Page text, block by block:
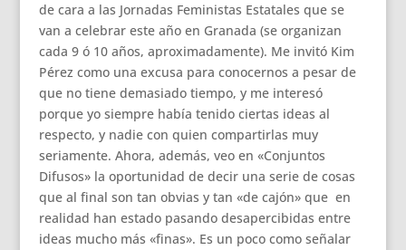
de cara a las Jornadas Feministas Estatales que se
van a celebrar este año en Granada (se organizan
cada 9 ó 10 años, aproximadamente). Me invitó Kim
Pérez como una excusa para conocernos a pesar de
que no tiene demasiado tiempo, y me interesó
porque yo siempre había tenido ciertas ideas al
respecto, y nadie con quien compartirlas muy
seriamente. Ahora, además, veo en «Conjuntos
Difusos» la oportunidad de decir una serie de cosas
que al final son tan obvias y tan «de cajón» que en
realidad han estado pasando desapercibidas entre
ideas mucho más «finas». Es un poco como señalar